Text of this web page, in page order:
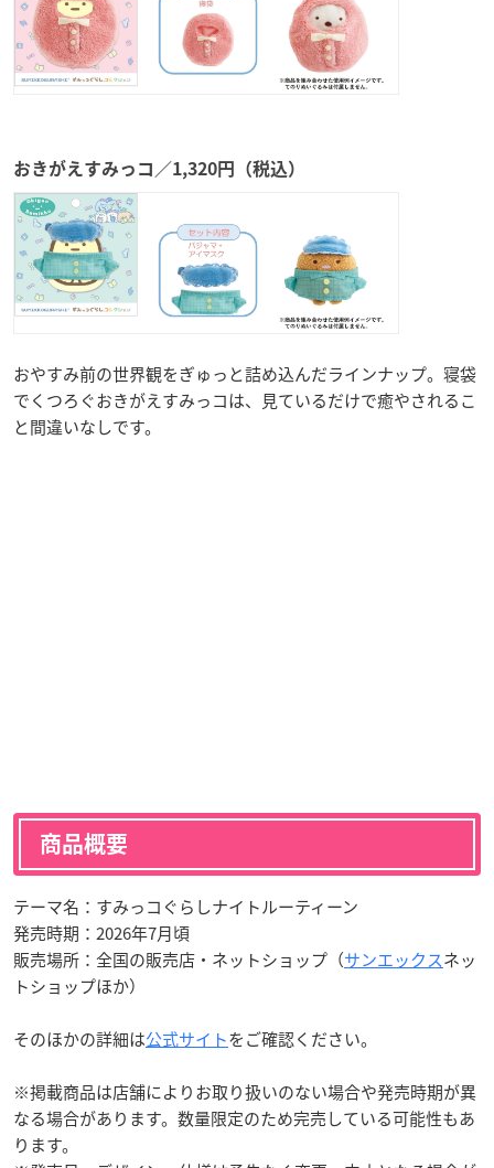
おきがえすみっコ／1,320円（税込）
おやすみ前の世界観をぎゅっと詰め込んだラインナップ。寝袋
でくつろぐおきがえすみっコは、見ているだけで癒やされるこ
と間違いなしです。
商品概要
テーマ名：すみっコぐらしナイトルーティーン
発売時期：2026年7月頃
販売場所：全国の販売店・ネットショップ（サンエックスネッ
トショップほか）
そのほかの詳細は公式サイトをご確認ください。
※掲載商品は店舗によりお取り扱いのない場合や発売時期が異
なる場合があります。数量限定のため完売している可能性もあ
ります。